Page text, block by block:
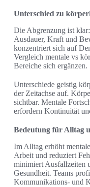
Unterschied zu
Die Abgrenzung ist
Ausdauer, Kraft und
konzentriert sich auf
Vergleich mentale vs
Bereiche sich ergänzen.
Unterschiede geistig
der Zeitachse auf.
sichtbar. Mentale
erfordern Kontinuität
Bedeutung für Alltag
Im Alltag erhöht
Arbeit und reduziert
minimiert Ausfallzeiten
Gesundheit. Teams
Kommunikations- und